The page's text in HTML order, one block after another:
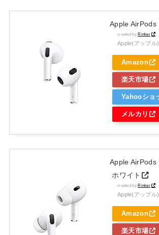
Apple AirPods
created byRinker
Apple(アップル)
Amazon
楽天市場
Yahooショ
メルカリ
Apple AirPods
​​​​​​​ ホワイト
created byRinker
Apple(アップル)
Amazon
楽天市場